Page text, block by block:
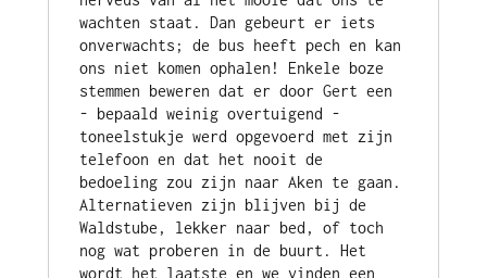
wachten staat. Dan gebeurt er iets
onverwachts; de bus heeft pech en kan
ons niet komen ophalen! Enkele boze
stemmen beweren dat er door Gert een
- bepaald weinig overtuigend -
toneelstukje werd opgevoerd met zijn
telefoon en dat het nooit de
bedoeling zou zijn naar Aken te gaan.
Alternatieven zijn blijven bij de
Waldstube, lekker naar bed, of toch
nog wat proberen in de buurt. Het
wordt het laatste en we vinden een